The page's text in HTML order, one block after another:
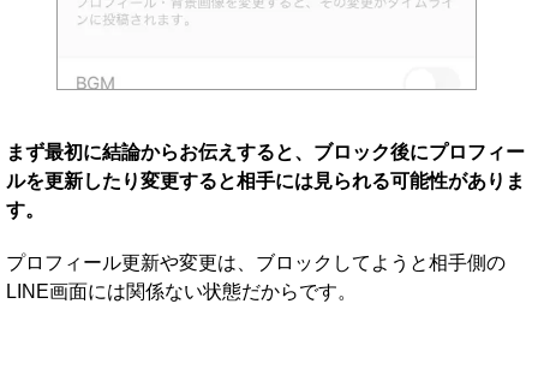
まず最初に結論からお伝えすると、ブロック後にプロフィー
ルを更新したり変更すると相手には見られる可能性がありま
す。
プロフィール更新や変更は、ブロックしてようと相手側の
LINE画面には関係ない状態だからです。